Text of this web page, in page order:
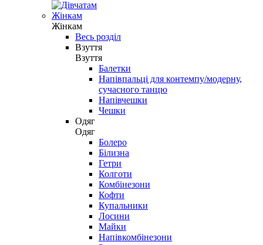
Жінкам
Жінкам
Весь розділ
Взуття
Взуття
Балетки
Напівпальці для контемпу/модерну,
сучасного танцю
Напівчешки
Чешки
Одяг
Одяг
Болеро
Білизна
Гетри
Колготи
Комбінезони
Кофти
Купальники
Лосини
Майки
Напівкомбінезони